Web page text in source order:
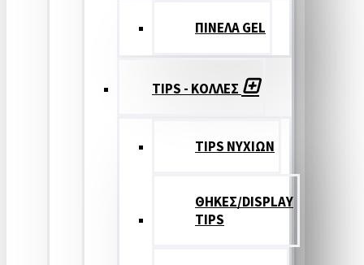
ΠΙΝΕΛΑ GEL
TIPS - ΚΟΛΛΕΣ
TIPS ΝΥΧΙΩΝ
ΘΗΚΕΣ/DISPLAY
TIPS